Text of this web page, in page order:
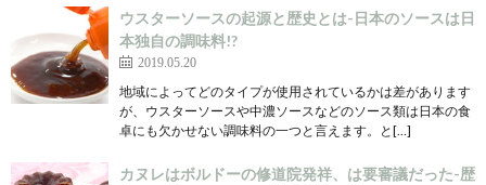
ウスターソースの起源と歴史とは-日本のソースは日
本独自の調味料!?
2019.05.20
地域によってどのタイプが使用されているかは差があります
が、ウスターソースや中濃ソースなどのソース類は日本の食
卓にも欠かせない調味料の一つと言えます。と[…]
カヌレはボルドーの修道院発祥、は要審議だった-歴